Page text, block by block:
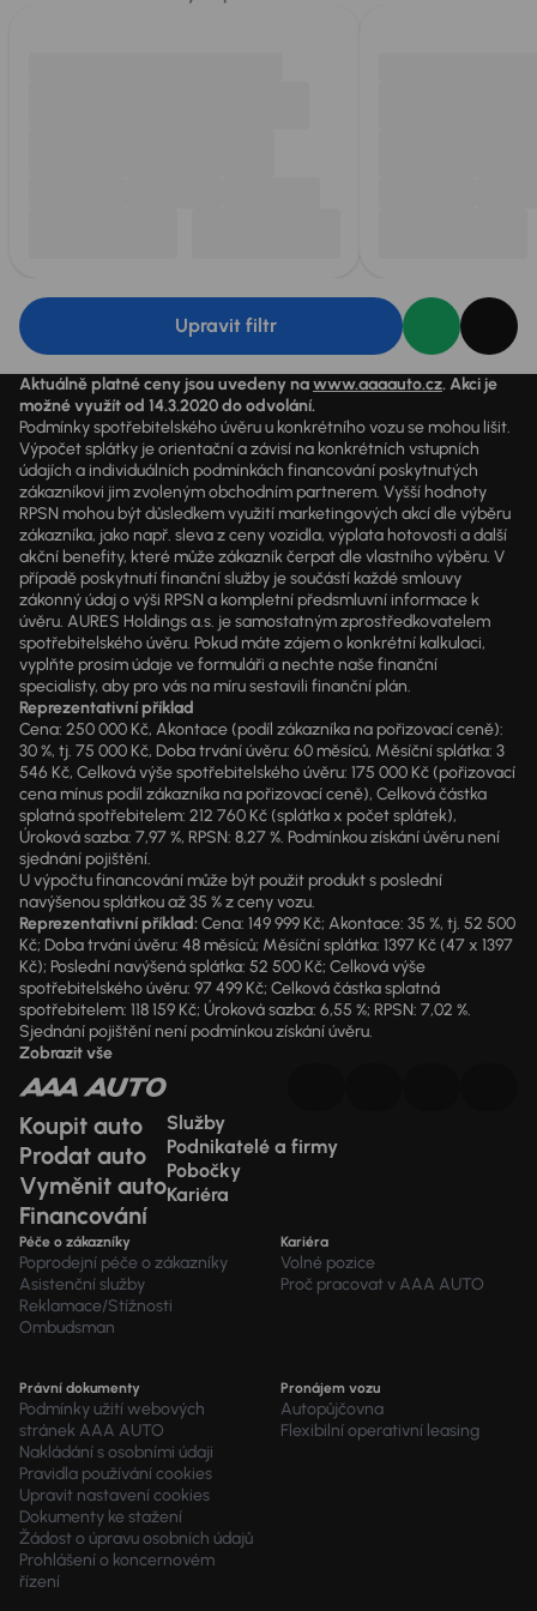
Upravit filtr
Aktuálně platné ceny jsou uvedeny nawww.aaaauto.cz. Akci je
možné využít od 14.3.2020 do odvolání.
Podmínky spotřebitelského úvěru u konkrétního vozu se mohou lišit.
Výpočet splátky je orientační a závisí na konkrétních vstupních
údajích a individuálních podmínkách financování poskytnutých
zákazníkovi jim zvoleným obchodním partnerem. Vyšší hodnoty
RPSN mohou být důsledkem využití marketingových akcí dle výběru
zákazníka, jako např. sleva z ceny vozidla, výplata hotovosti a další
akční benefity, které může zákazník čerpat dle vlastního výběru. V
případě poskytnutí finanční služby je součástí každé smlouvy
zákonný údaj o výši RPSN a kompletní předsmluvní informace k
úvěru. AURES Holdings a.s. je samostatným zprostředkovatelem
spotřebitelského úvěru. Pokud máte zájem o konkrétní kalkulaci,
vyplňte prosím údaje ve formuláři a nechte naše finanční
specialisty, aby pro vás na míru sestavili finanční plán.
Reprezentativní příklad
Cena: 250 000 Kč, Akontace (podíl zákazníka na pořizovací ceně):
30 %, tj. 75 000 Kč, Doba trvání úvěru: 60 měsíců, Měsíční splátka: 3
546 Kč, Celková výše spotřebitelského úvěru: 175 000 Kč (pořizovací
cena mínus podíl zákazníka na pořizovací ceně), Celková částka
splatná spotřebitelem: 212 760 Kč (splátka x počet splátek),
Úroková sazba: 7,97 %, RPSN: 8,27 %. Podmínkou získání úvěru není
sjednání pojištění.
U výpočtu financování může být použit produkt s poslední
navýšenou splátkou až 35 % z ceny vozu.
Reprezentativní příklad:Cena: 149 999 Kč; Akontace: 35 %, tj. 52 500
Kč; Doba trvání úvěru: 48 měsíců; Měsíční splátka: 1397 Kč (47 x 1397
Kč); Poslední navýšená splátka: 52 500 Kč; Celková výše
spotřebitelského úvěru: 97 499 Kč; Celková částka splatná
spotřebitelem: 118 159 Kč; Úroková sazba: 6,55 %; RPSN: 7,02 %.
Sjednání pojištění není podmínkou získání úvěru.
Zobrazit vše
Koupit auto
Prodat auto
Vyměnit auto
Financování
Služby
Podnikatelé a firmy
Pobočky
Kariéra
Péče o zákazníky
Poprodejní péče o zákazníky
Asistenční služby
Reklamace/Stížnosti
Ombudsman
Kariéra
Volné pozice
Proč pracovat v AAA AUTO
Právní dokumenty
Podmínky užití webových
stránek AAA AUTO
Nakládání s osobními údaji
Pravidla používání cookies
Upravit nastavení cookies
Dokumenty ke stažení
Žádost o úpravu osobních údajů
Prohlášení o koncernovém
řízení
Pronájem vozu
Autopůjčovna
Flexibilní operativní leasing